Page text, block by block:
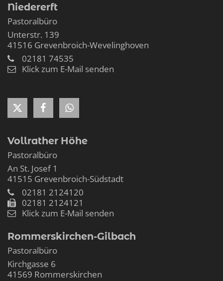
Niedererft
Pastoralbüro
Unterstr. 139
41516 Grevenbroich-Wevelinghoven
02181 74535
Klick zum E-Mail senden
Vollrather Höhe
Pastoralbüro
An St. Josef 1
41515 Grevenbroich-Südstadt
02181 2124120
02181 2124121
Klick zum E-Mail senden
Rommerskirchen-Gilbach
Pastoralbüro
Kirchgasse 6
41569 Rommerskirchen